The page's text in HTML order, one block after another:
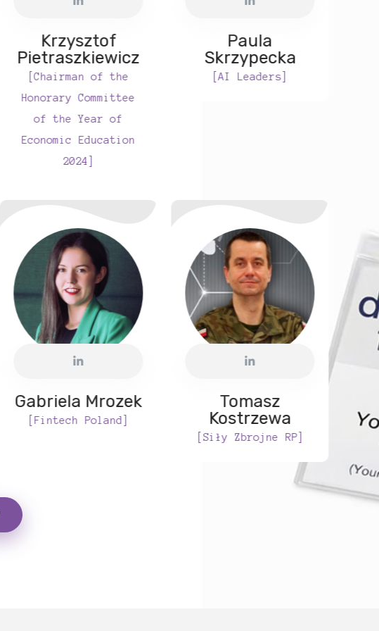
Krzysztof
Pietraszkiewicz
[Chairman of the
Honorary Committee
of the Year of
Economic Education
2024]
Paula
Skrzypecka
[AI Leaders]
Gabriela Mrozek
[Fintech Poland]
Tomasz
Kostrzewa
[Siły Zbrojne RP]